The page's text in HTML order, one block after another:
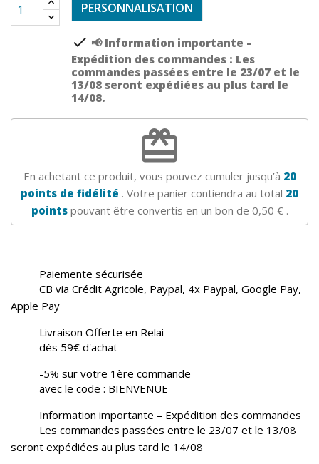
PERSONNALISATION
check 📢 Information importante –
Expédition des commandes : Les
commandes passées entre le 23/07 et le
13/08 seront expédiées au plus tard le
14/08.
redeem
En achetant ce produit, vous pouvez cumuler jusqu’à 20
points de fidélité . Votre panier contiendra au total 20
pointspouvant être convertis en un bon de 0,50 €.
Paiemente sécurisée
CB via Crédit Agricole, Paypal, 4x Paypal, Google Pay,
Apple Pay
Livraison Offerte en Relai
dès 59€ d'achat
-5% sur votre 1ère commande
avec le code : BIENVENUE
Information importante – Expédition des commandes
Les commandes passées entre le 23/07 et le 13/08
seront expédiées au plus tard le 14/08